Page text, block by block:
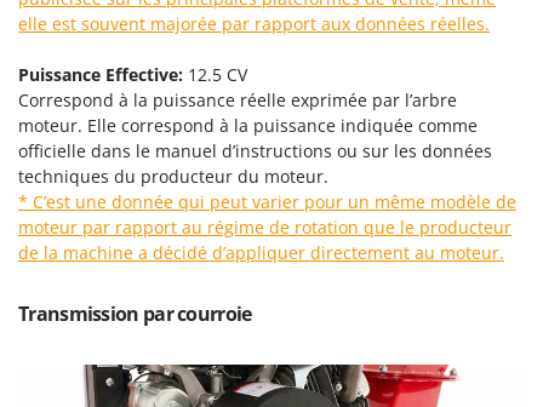
Marina Systems
Mastercook
Masterpro
McCulloch
MCH
Michelin
Minox
More than chef
elle est souvent majorée par rapport aux données réelles.
Puissance Effective: 12.5 CV
Correspond à la puissance réelle exprimée par l’arbre
moteur. Elle correspond à la puissance indiquée comme
officielle dans le manuel d’instructions ou sur les données
techniques du producteur du moteur.
* C’est une donnée qui peut varier pour un même modèle de
moteur par rapport au régime de rotation que le producteur
de la machine a décidé d’appliquer directement au moteur.
Transmission par courroie